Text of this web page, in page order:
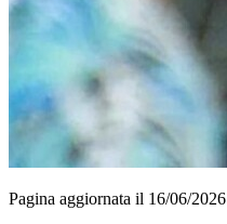
Pagina aggiornata il 16/06/2026